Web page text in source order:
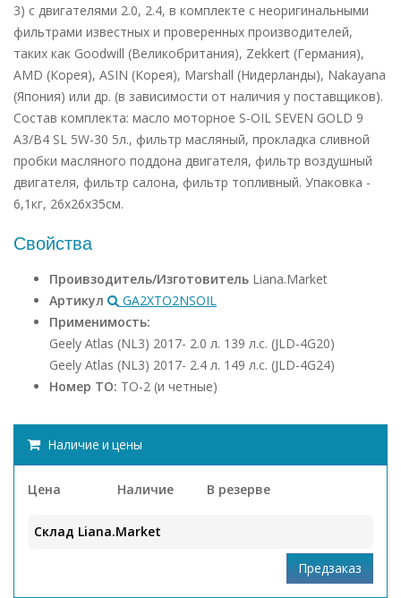
3) с двигателями 2.0, 2.4, в комплекте с неоригинальными
фильтрами известных и проверенных производителей,
таких как Goodwill (Великобритания), Zekkert (Германия),
AMD (Корея), ASIN (Корея), Marshall (Нидерланды), Nakayana
(Япония) или др. (в зависимости от наличия у поставщиков).
Состав комплекта: масло моторное S-OIL SEVEN GOLD 9
A3/B4 SL 5W-30 5л., фильтр масляный, прокладка сливной
пробки масляного поддона двигателя, фильтр воздушный
двигателя, фильтр салона, фильтр топливный. Упаковка -
6,1кг, 26х26х35см.
Свойства
Проивзодитель/Изготовитель Liana.Market
Артикул
GA2XTO2NSOIL
Применимость:
Geely Atlas (NL3) 2017- 2.0 л. 139 л.с. (JLD-4G20)
Geely Atlas (NL3) 2017- 2.4 л. 149 л.с. (JLD-4G24)
Номер ТО: ТО-2 (и четные)
Наличие и цены
Цена Наличие В резерве
Склад Liana.Market